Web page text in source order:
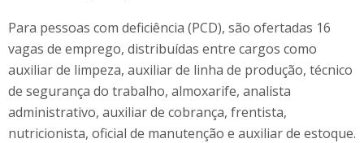
Para pessoas com deficiência (PCD), são ofertadas 16
vagas de emprego, distribuídas entre cargos como
auxiliar de limpeza, auxiliar de linha de produção, técnico
de segurança do trabalho, almoxarife, analista
administrativo, auxiliar de cobrança, frentista,
nutricionista, oficial de manutenção e auxiliar de estoque.